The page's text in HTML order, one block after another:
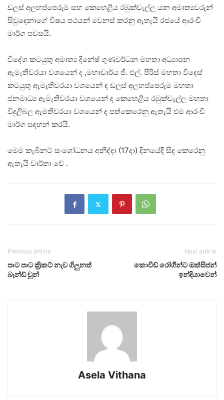
ඩලස් අලහප්පෙරුම සහ කෙහෙළිය රඹුක්වැල්ල යන අමාත්‍යවරුන්
සිවුදෙනාගේ විෂය පථයන් වෙනස් කරනු ඇතැයි රජයේ ආරංචි
මාර්ග පවසයි.
විදේශ කටයුතු අමාත්‍ය දිනේෂ් ගුණවර්ධන මහතා අධ්‍යාපන
ඇමැතිවරයා වශයෙන් ද ,මහාචාර්ය ජී. එල්. පීරිස් මහතා විදෙස්
කටයුතු ඇමැතිවරයා වශයෙන් ද ඩලස් අලහප්පෙරුම මහතා
ජනමාධ්‍ය ඇමැතිවරයා වශයෙන් ද කෙහෙළිය රඹුක්වැල්ල මහතා
විදුලිබල ඇමතිවරයා වශයෙන් ද පත්කෙරෙනු ඇතැයි එම ආරංචි
මාර්ග සඳහන් කරයි.
මෙම කැබිනට් සංශෝධනය අනිද්දා (17දා) දිනයේදී සිදු කෙරෙනු
ඇතැයි වාර්තා වේ .
Previous article
පාට පාට ක්‍රිකට් නැව ගිලුනත්
බෑන්ඩ් චූන්
Next article
කොවිඩ් රෝගීන්ට ඔක්සිජන්
ඉන්දියාවෙන්
Asela Vithana